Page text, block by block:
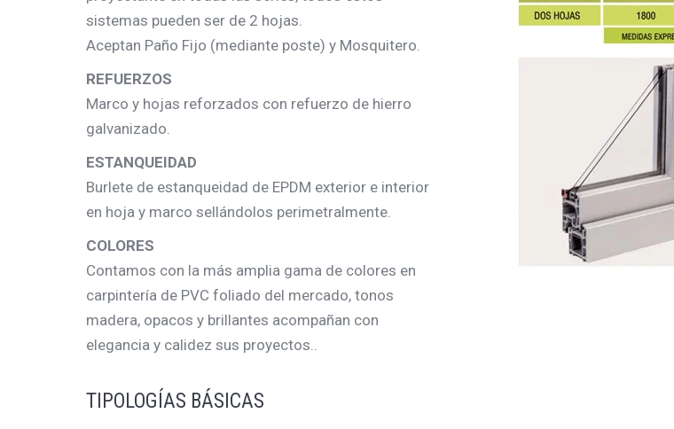
sistemas pueden ser de 2 hojas.
Aceptan Paño Fijo (mediante poste) y Mosquitero.
REFUERZOS
Marco y hojas reforzados con refuerzo de hierro
galvanizado.
ESTANQUEIDAD
Burlete de estanqueidad de EPDM exterior e interior
en hoja y marco sellándolos perimetralmente.
COLORES
Contamos con la más amplia gama de colores en
carpintería de PVC foliado del mercado, tonos
madera, opacos y brillantes acompañan con
elegancia y calidez sus proyectos..
TIPOLOGÍAS BÁSICAS